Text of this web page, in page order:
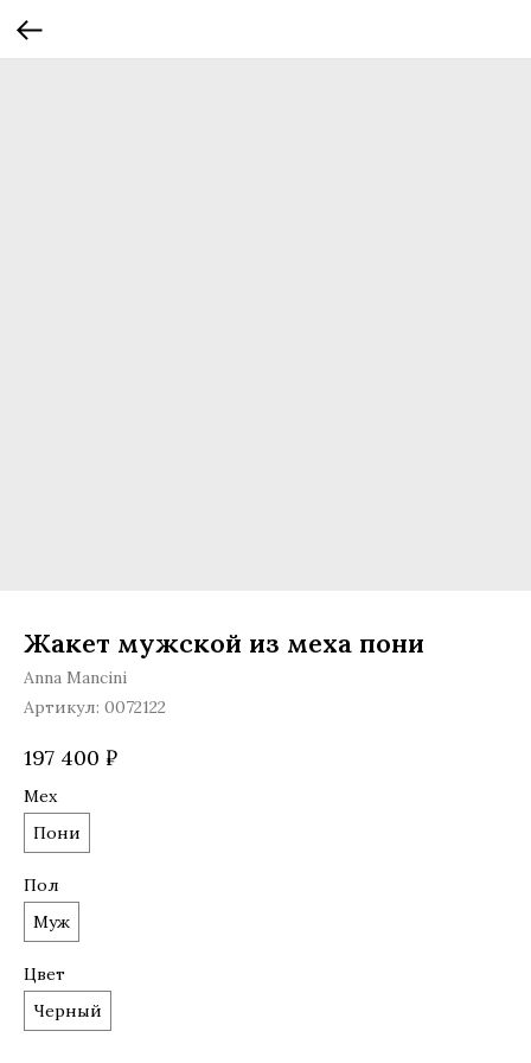
Жакет мужской из меха пони
Anna Mancini
Артикул: 0072122
197 400 ₽
Мех
Пони
Пол
Муж
Цвет
Черный